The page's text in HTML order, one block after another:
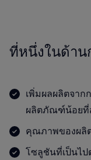
ที่หนึ่งในด้า
เพิ่มผลผลิตจาก
ผลิตภัณฑ์น้อยที่
คุณภาพของผลิ
โซลูชันที่เป็นไ